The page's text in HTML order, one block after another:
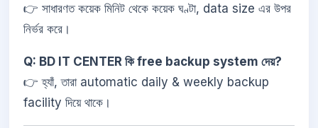
👉 সাধারণত কয়েক মিনিট থেকে কয়েক ঘণ্টা, data size এর উপর
নির্ভর করে।
Q: BD IT CENTER কি free backup system দেয়?
👉 হ্যাঁ, তারা automatic daily & weekly backup
facility দিয়ে থাকে।